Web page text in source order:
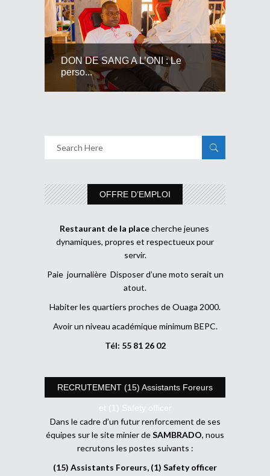
DON DE SANG A L’ONI : Le
perso...
OFFRE D’EMPLOI
Restaurant de la placecherche jeunes
dynamiques, propres et respectueux pour
servir.
Paie journalière Disposer d’une moto serait un
atout.
Habiter les quartiers proches de Ouaga 2000.
Avoir un niveau académique minimum BEPC.
Tél: 55 81 26 02
RECRUTEMENT (15) Assistants Foreurs
et (1) Safety officer
Dans le cadre d’un futur renforcement de ses
équipes sur le site minier deSAMBRADO, nous
recrutons les postes suivants :
(15) Assistants Foreurs, (1) Safety officer